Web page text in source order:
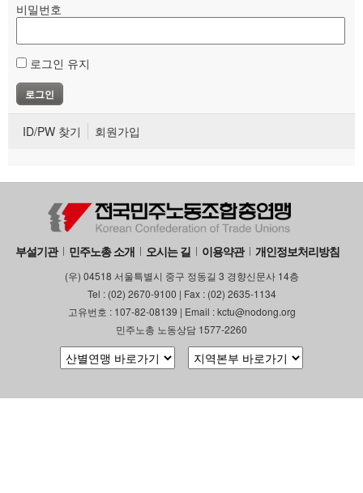
비밀번호
로그인 유지
ID/PW 찾기 회원가입
부설기관 민주노총 소개 오시는 길 이용약관 개인정보처리방침
(우) 04518 서울특별시 중구 정동길 3 경향신문사 14층
Tel : (02) 2670-9100 | Fax : (02) 2635-1134
고유번호 : 107-82-08139 | Email : kctu@nodong.org
민주노총 노동상담 1577-2260